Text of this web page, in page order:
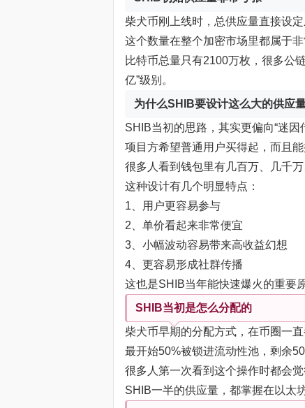
柴犬币刚上线时，总供应量直接设
这个数量在整个加密市场里都属于非
比特币总量只有2100万枚，很多公
亿”级别。
为什么SHIB要设计这么大的供应
SHIB当初的思路，其实更偏向“迷因
项目方希望普通用户买得起，而且能
很多人看到钱包里有几百万、几千
这种设计有几个明显特点：
1、用户更容易参与
2、单价看起来非常便宜
3、小幅波动容易带来高收益幻想
4、更容易形成社群传播
这也是SHIB当年能快速爆火的重要
SHIB当初是怎么分配的
柴犬币早期的分配方式，在币圈一直
最开始50%被锁进流动性池，剩余
很多人第一次看到这个操作时都会觉
SHIB一半的供应量，都掌握在以太